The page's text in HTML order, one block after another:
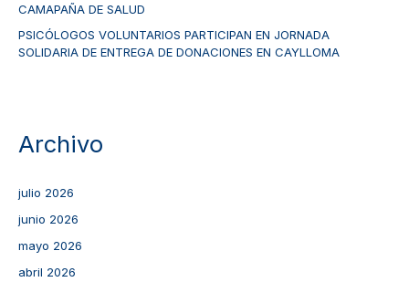
CAMAPAÑA DE SALUD
PSICÓLOGOS VOLUNTARIOS PARTICIPAN EN JORNADA
SOLIDARIA DE ENTREGA DE DONACIONES EN CAYLLOMA
Archivo
julio 2026
junio 2026
mayo 2026
abril 2026